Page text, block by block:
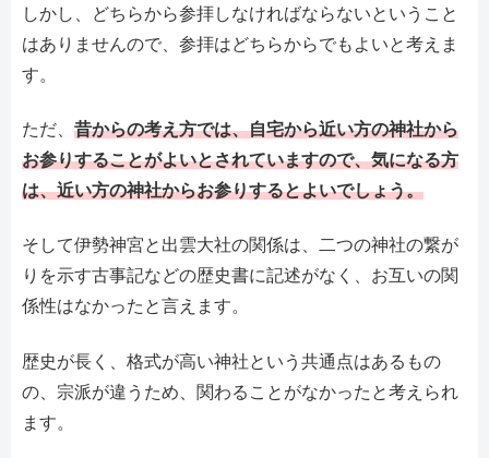
しかし、どちらから参拝しなければならないということ
はありませんので、参拝はどちらからでもよいと考えま
す。
ただ、 昔からの考え方では、自宅から近い方の神社から
お参りすることがよいとされていますので、気になる方
は、近い方の神社からお参りするとよいでしょう。
そして伊勢神宮と出雲大社の関係は、二つの神社の繋が
りを示す古事記などの歴史書に記述がなく、お互いの関
係性はなかったと言えます。
歴史が長く、格式が高い神社という共通点はあるもの
の、宗派が違うため、関わることがなかったと考えられ
ます。